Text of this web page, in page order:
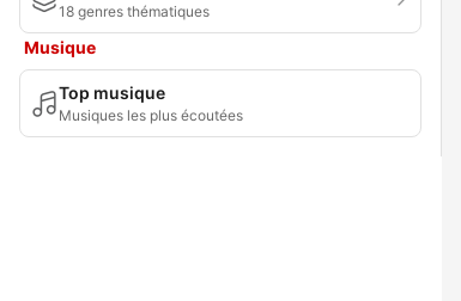
18 genres thématiques
Musique
Top musique
Musiques les plus écoutées